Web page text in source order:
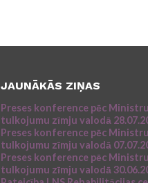
JAUNĀKĀS ZIŅAS
Preses konference pēc
tulkojumu zīmju valodā
Preses konference pēc
tulkojumu zīmju valodā
Preses konference pēc
tulkojumu zīmju valodā